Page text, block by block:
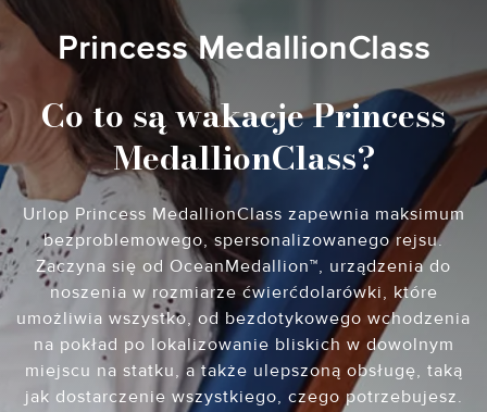
Princess MedallionClass
Co to są wakacje Princess
MedallionClass?
Urlop Princess MedallionClass zapewnia maksimum
bezproblemowego, spersonalizowanego rejsu.
Zaczyna się od OceanMedallion™, urządzenia do
noszenia w rozmiarze ćwierćdolarówki, które
umożliwia wszystko, od bezdotykowego wchodzenia
na pokład po lokalizowanie bliskich w dowolnym
miejscu na statku, a także ulepszoną obsługę, taką
jak dostarczenie wszystkiego, czego potrzebujesz.